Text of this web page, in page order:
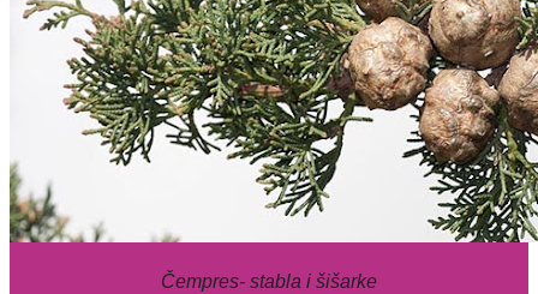
Čempres- stabla i šišarke